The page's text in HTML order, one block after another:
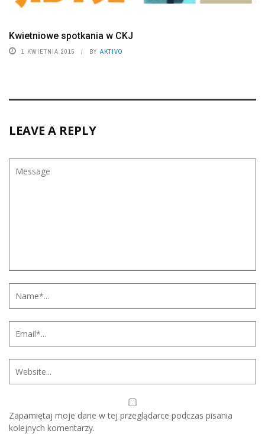
Kwietniowe spotkania w CKJ
1 KWIETNIA 2015 BY AKTIVO
LEAVE A REPLY
Zapamiętaj moje dane w tej przeglądarce podczas pisania
kolejnych komentarzy.